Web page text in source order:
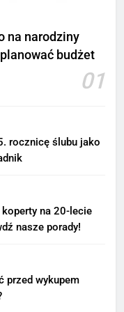
na narodziny
budżet
01
rocznicę ślubu jako
koperty na 20-lecie
nasze porady!
przed wykupem